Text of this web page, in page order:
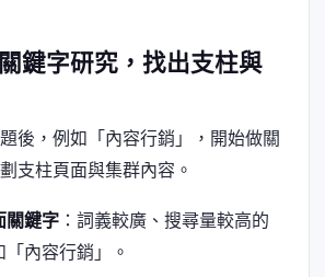
鍵字研究，找出支柱與
後，例如「內容行銷」，開始做關
支柱頁面與集群內容。
關鍵字：詞義較廣、搜尋量較高的
內容行銷」。